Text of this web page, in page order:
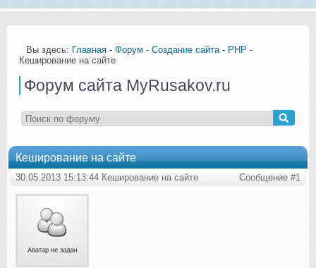
Вы здесь: Главная - Форум - Создание сайта - PHP -
Кеширование на сайте
Форум сайта MyRusakov.ru
Кеширование на сайте
30.05.2013 15:13:44 Кеширование на сайте Сообщение #1